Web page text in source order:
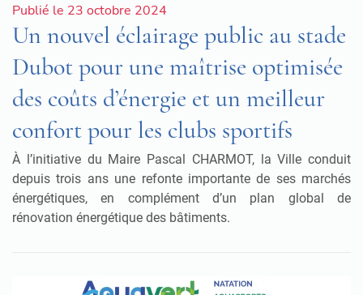
Publié le 23 octobre 2024
Un nouvel éclairage public au stade
Dubot pour une maîtrise optimisée
des coûts d’énergie et un meilleur
confort pour les clubs sportifs
À l’initiative du Maire Pascal CHARMOT, la Ville conduit
depuis trois ans une refonte importante de ses marchés
énergétiques, en complément d’un plan global de
rénovation énergétique des bâtiments.